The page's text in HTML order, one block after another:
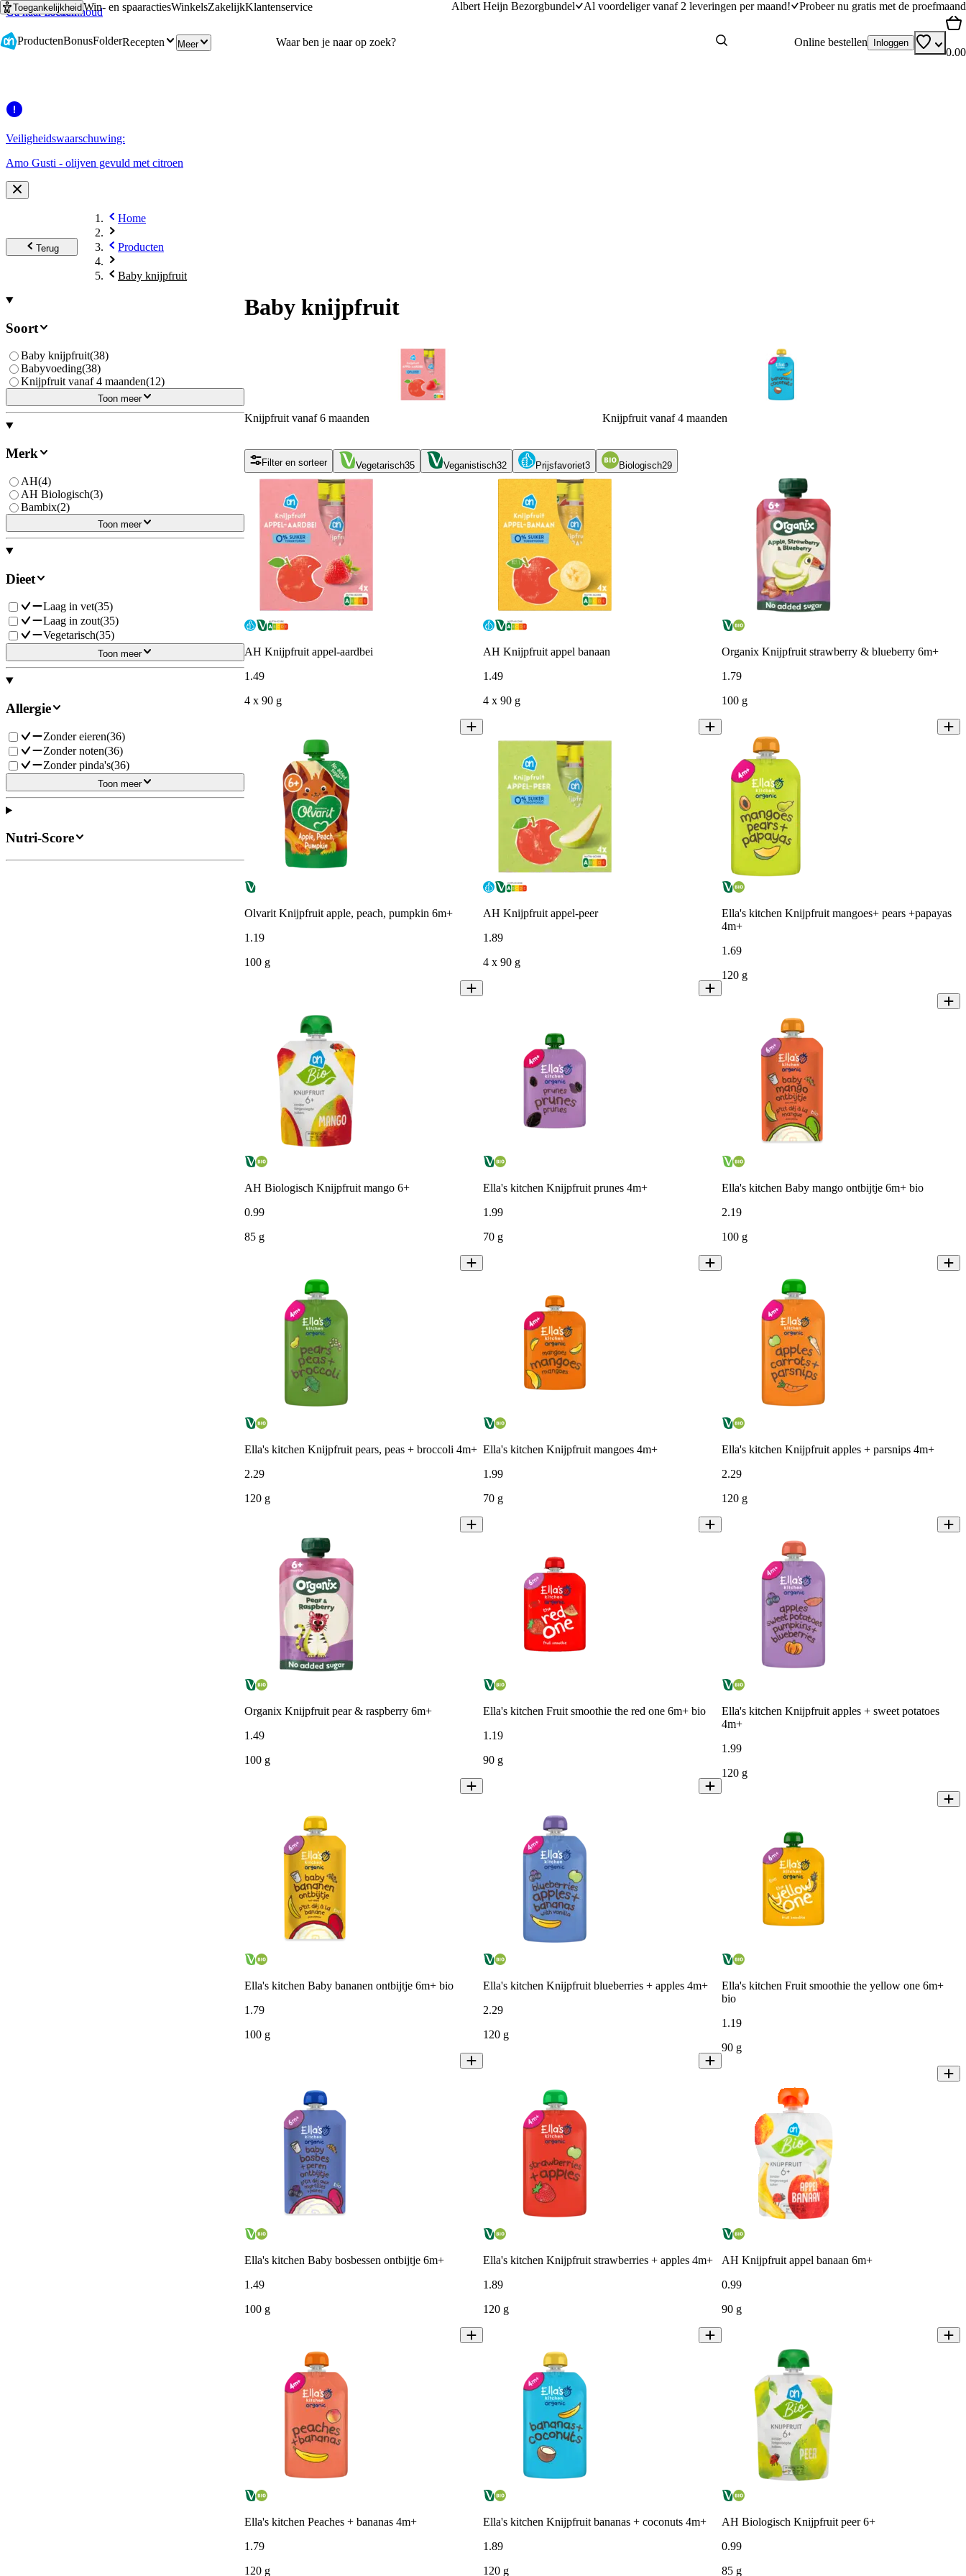
Ga naar hoofdinhoud
Ga naar zoeken
ToegankelijkheidWin- en spaaractiesWinkelsZakelijkKlantenservice Albert Heijn Bezorgbundel Al voordeliger vanaf 2 leveringen per maand! Probeer nu gratis met de proefmaand
ProductenBonusFolderRecepten Meer Online bestellen Inloggen
0.00
Veiligheidswaarschuwing:
Amo Gusti - olijven gevuld met citroen
Terug
Home
Producten
Baby knijpfruit
Soort
Baby knijpfruit(38)
Babyvoeding(38)
Knijpfruit vanaf 4 maanden(12)
Toon meer
Merk
AH(4)
AH Biologisch(3)
Bambix(2)
Toon meer
Dieet
Laag in vet(35)
Laag in zout(35)
Vegetarisch(35)
Toon meer
Allergie
Zonder eieren(36)
Zonder noten(36)
Zonder pinda's(36)
Toon meer
Nutri-Score
Baby knijpfruit
Knijpfruit vanaf 6 maanden Knijpfruit vanaf 4 maanden
Filter en sorteer Vegetarisch35 Veganistisch32 Prijsfavoriet3 Biologisch29
AH Knijpfruit appel-aardbei
1.49
4 x 90 g
AH Knijpfruit appel banaan
1.49
4 x 90 g
Organix Knijpfruit strawberry & blueberry 6m+
1.79
100 g
Olvarit Knijpfruit apple, peach, pumpkin 6m+
1.19
100 g
AH Knijpfruit appel-peer
1.89
4 x 90 g
Ella's kitchen Knijpfruit mangoes+ pears +papayas
4m+
1.69
120 g
AH Biologisch Knijpfruit mango 6+
0.99
85 g
Ella's kitchen Knijpfruit prunes 4m+
1.99
70 g
Ella's kitchen Baby mango ontbijtje 6m+ bio
2.19
100 g
Ella's kitchen Knijpfruit pears, peas + broccoli 4m+
2.29
120 g
Ella's kitchen Knijpfruit mangoes 4m+
1.99
70 g
Ella's kitchen Knijpfruit apples + parsnips 4m+
2.29
120 g
Organix Knijpfruit pear & raspberry 6m+
1.49
100 g
Ella's kitchen Fruit smoothie the red one 6m+ bio
1.19
90 g
Ella's kitchen Knijpfruit apples + sweet potatoes
4m+
1.99
120 g
Ella's kitchen Baby bananen ontbijtje 6m+ bio
1.79
100 g
Ella's kitchen Knijpfruit blueberries + apples 4m+
2.29
120 g
Ella's kitchen Fruit smoothie the yellow one 6m+
bio
1.19
90 g
Ella's kitchen Baby bosbessen ontbijtje 6m+
1.49
100 g
Ella's kitchen Knijpfruit strawberries + apples 4m+
1.89
120 g
AH Knijpfruit appel banaan 6m+
0.99
90 g
Ella's kitchen Peaches + bananas 4m+
1.79
120 g
Ella's kitchen Knijpfruit bananas + coconuts 4m+
1.89
120 g
AH Biologisch Knijpfruit peer 6+
0.99
85 g